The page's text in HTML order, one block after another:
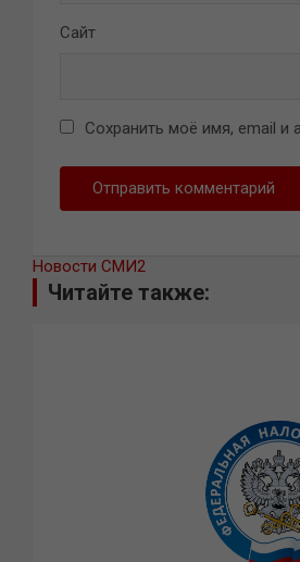
Сайт
Сохранить моё имя, email и
Новости СМИ2
Читайте также: